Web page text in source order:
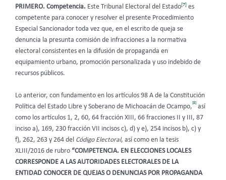
PRIMERO. Competencia. Este Tribunal Electoral del Estado[7] es
competente para conocer y resolver el presente Procedimiento
Especial Sancionador toda vez que, en el escrito de queja se
denuncia la presunta comisión de infracciones a la normativa
electoral consistentes en la difusión de propaganda en
equipamiento urbano, promoción personalizada y uso indebido de
recursos públicos.
Lo anterior, con fundamento en los artículos 98 A de la Constitución
Política del Estado Libre y Soberano de Michoacán de Ocampo,
[8]
así
como los artículos 1, 2, 60, 64 fracción XIII, 66 fracciones II y III, 87
inciso a), 169, 230 fracción VII incisos c), d) y e), 254 incisos b), c) y
f), 262, 263 y 264 del Código Electoral, así como en la tesis
XLIII/2016 de rubro “COMPETENCIA. EN ELECCIONES LOCALES
CORRESPONDE A LAS AUTORIDADES ELECTORALES DE LA
ENTIDAD CONOCER DE QUEJAS O DENUNCIAS POR PROPAGANDA